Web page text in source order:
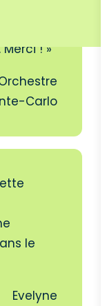
! »
Carlo
le
Evelyne